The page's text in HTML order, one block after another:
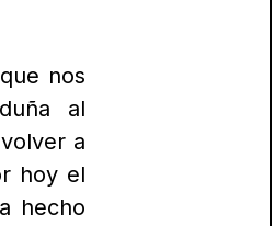
nos
al
a
hoy el
hecho